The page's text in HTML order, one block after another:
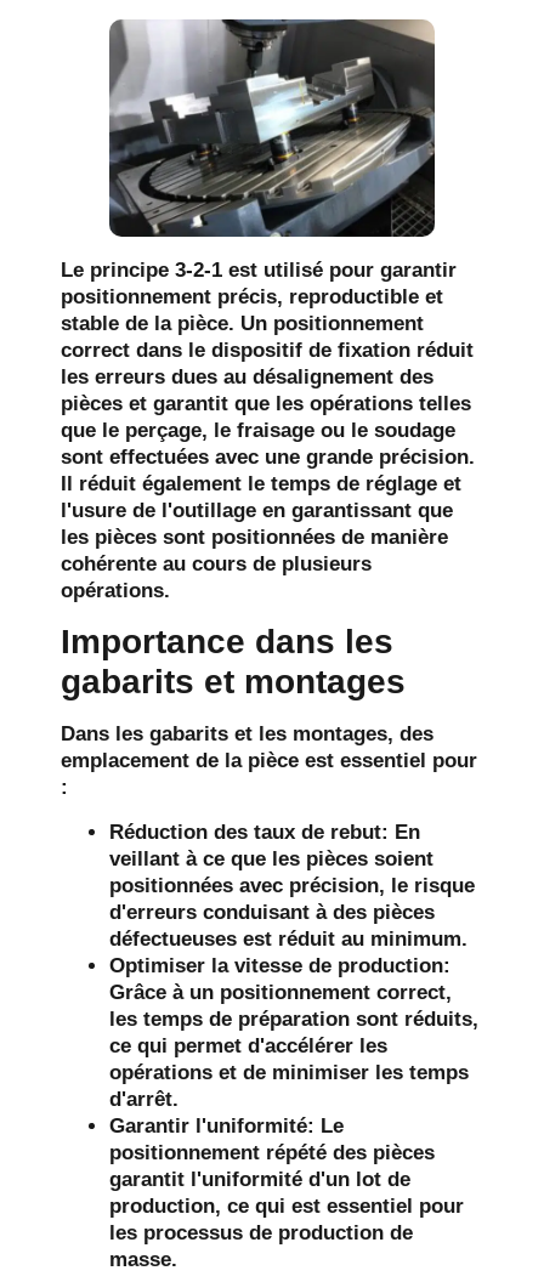
Le principe 3-2-1 est utilisé pour garantir
positionnement précis, reproductible et
stable de la pièce. Un positionnement
correct dans le dispositif de fixation réduit
les erreurs dues au désalignement des
pièces et garantit que les opérations telles
que le perçage, le fraisage ou le soudage
sont effectuées avec une grande précision.
Il réduit également le temps de réglage et
l'usure de l'outillage en garantissant que
les pièces sont positionnées de manière
cohérente au cours de plusieurs
opérations.
Importance dans les
gabarits et montages
Dans les gabarits et les montages, des
emplacement de la pièce est essentiel pour
:
Réduction des taux de rebut: En
veillant à ce que les pièces soient
positionnées avec précision, le risque
d'erreurs conduisant à des pièces
défectueuses est réduit au minimum.
Optimiser la vitesse de production:
Grâce à un positionnement correct,
les temps de préparation sont réduits,
ce qui permet d'accélérer les
opérations et de minimiser les temps
d'arrêt.
Garantir l'uniformité: Le
positionnement répété des pièces
garantit l'uniformité d'un lot de
production, ce qui est essentiel pour
les processus de production de
masse.